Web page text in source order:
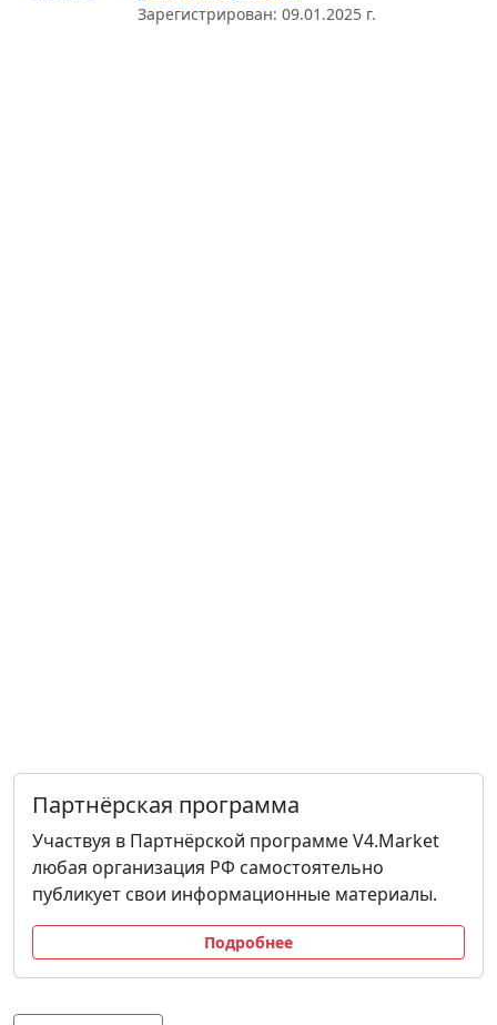
Зарегистрирован: 09.01.2025 г.
Партнёрская программа
Участвуя в Партнёрской программе V4.Market
любая организация РФ самостоятельно
публикует свои информационные материалы.
Подробнее